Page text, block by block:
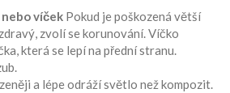
nebo víček Pokud je poškozená větší
zvolí se korunování. Víčko
která se lepí na přední stranu.
a lépe odráží světlo než kompozit.